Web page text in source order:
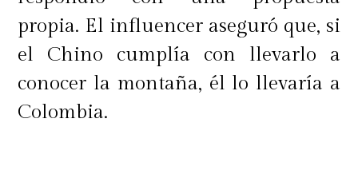
propia. El influencer aseguró que, si
el Chino cumplía con llevarlo a
conocer la montaña, él lo llevaría a
Colombia.